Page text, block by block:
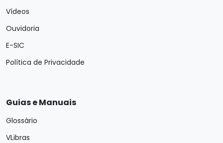
Vídeos
Ouvidoria
E-SIC
Política de Privacidade
Guias e Manuais
Glossário
VLibras